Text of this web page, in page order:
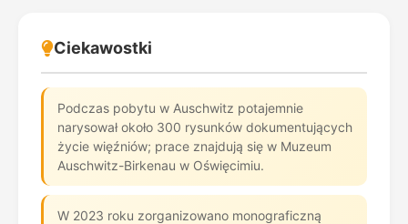
Ciekawostki
Podczas pobytu w Auschwitz potajemnie
narysował około 300 rysunków dokumentujących
życie więźniów; prace znajdują się w Muzeum
Auschwitz-Birkenau w Oświęcimiu.
W 2023 roku zorganizowano monograficzną